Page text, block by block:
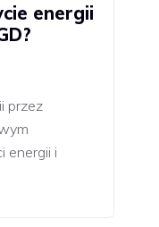
energii
przez
energii i